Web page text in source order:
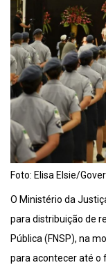
Foto: Elisa Elsie/
O Ministério da
para distribuição de
Pública (FNSP), na
para acontecer até o